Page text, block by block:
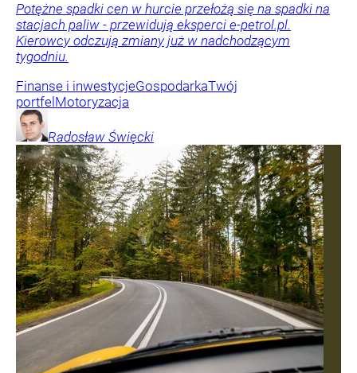
Potężne spadki cen w hurcie przełożą się na spadki na
stacjach paliw - przewidują eksperci e-petrol.pl.
Kierowcy odczują zmiany już w nadchodzącym
tygodniu.
Finanse i inwestycjeGospodarkaTwój
portfel Motoryzacja
Radosław Święcki